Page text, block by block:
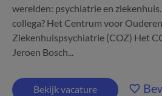
werelden: psychiatrie en
collega? Het Centrum voor
Ziekenhuispsychiatrie (COZ) Het
Jeroen Bosch...
Bekijk vacature